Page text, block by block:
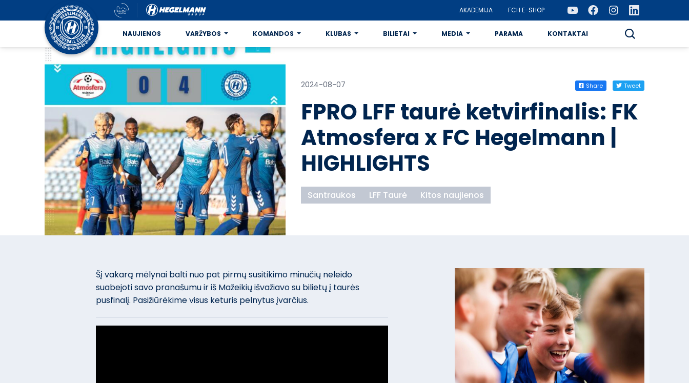
NAUJIENOS VARŽYBOS KOMANDOS KLUBAS BILIETAI MEDIA PARAMA KONTAKTAI
AKADEMIJA FCH E-SHOP
2024-08-07 Share Tweet
FPRO LFF taurė ketvirfinalis: FK
Atmosfera x FC Hegelmann |
HIGHLIGHTS
Santraukos LFF Taurė Kitos naujienos
Šį vakarą mėlynai balti nuo pat pirmų susitikimo minučių neleido
suabejoti savo pranašumu ir iš Mažeikių išvažiavo su bilietų į taurės
pusfinalį. Pasižiūrėkime visus keturis pelnytus įvarčius.